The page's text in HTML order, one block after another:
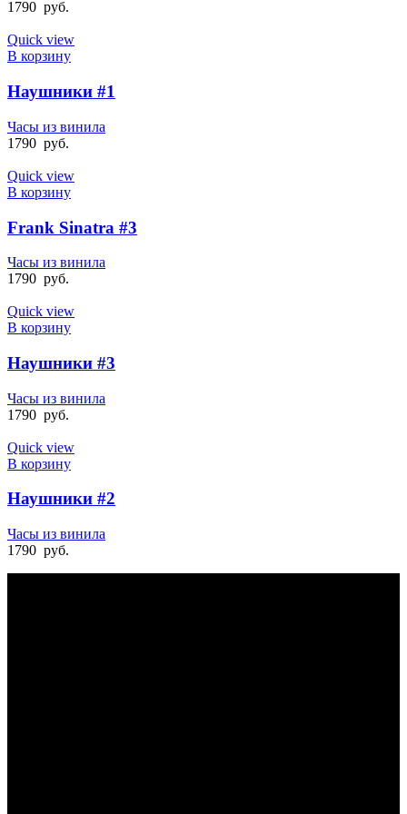
1790 руб.
Quick view
В корзину
Наушники #1
Часы из винила
1790 руб.
Quick view
В корзину
Frank Sinatra #3
Часы из винила
1790 руб.
Quick view
В корзину
Наушники #3
Часы из винила
1790 руб.
Quick view
В корзину
Наушники #2
Часы из винила
1790 руб.